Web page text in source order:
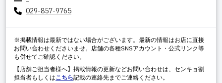
029-857-9765
※掲載情報は最新ではない場合がございます。最新の情報はお店に直接
お問い合わせくださいませ。店舗の各種SNSアカウント・公式リンク等
も併せてご確認ください。
【店舗ご担当者様へ】掲載情報の更新などお問い合わせは、センキョ割
担当者もしくはこちら記載の連絡先までご連絡ください。